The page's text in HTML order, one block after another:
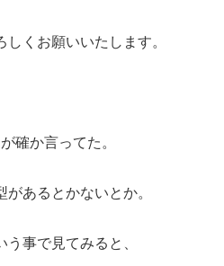
くお願いいたします。
確か言ってた。
あるとかないとか。
事で見てみると、